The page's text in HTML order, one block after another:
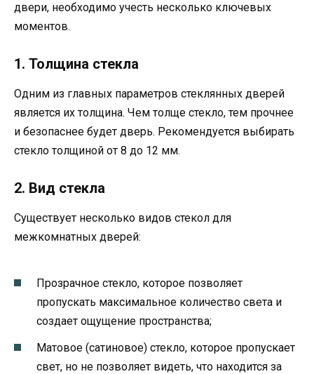
двери, необходимо учесть несколько ключевых
моментов.
1. Толщина стекла
Одним из главных параметров стеклянных дверей
является их толщина. Чем толще стекло, тем прочнее
и безопаснее будет дверь. Рекомендуется выбирать
стекло толщиной от 8 до 12 мм.
2. Вид стекла
Существует несколько видов стекол для
межкомнатных дверей:
Прозрачное стекло, которое позволяет
пропускать максимальное количество света и
создает ощущение пространства;
Матовое (сатиновое) стекло, которое пропускает
свет, но не позволяет видеть, что находится за